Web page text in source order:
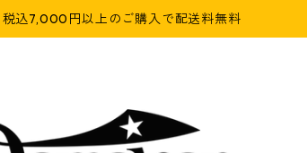
税込7,000円以上のご購入で配送料無料